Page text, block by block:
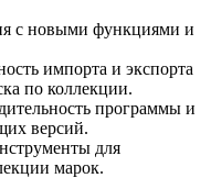
с новыми функциями и
импорта и экспорта
по коллекции.
программы и
версий.
для
марок.